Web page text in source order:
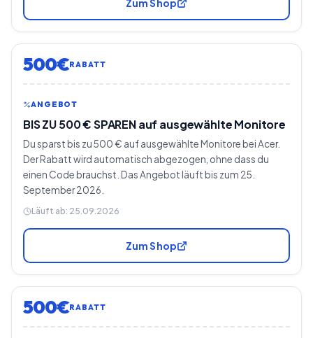
Zum Shop
500€RABATT
ANGEBOT
BIS ZU 500 € SPAREN auf ausgewählte Monitore
Du sparst bis zu 500 € auf ausgewählte Monitore bei Acer.
Der Rabatt wird automatisch abgezogen, ohne dass du
einen Code brauchst. Das Angebot läuft bis zum 25.
September 2026.
Läuft ab: 25.09.2026
Zum Shop
500€RABATT